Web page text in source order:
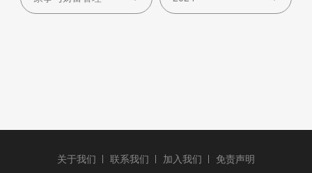
关于我们 联系我们 加入我们 免责声明